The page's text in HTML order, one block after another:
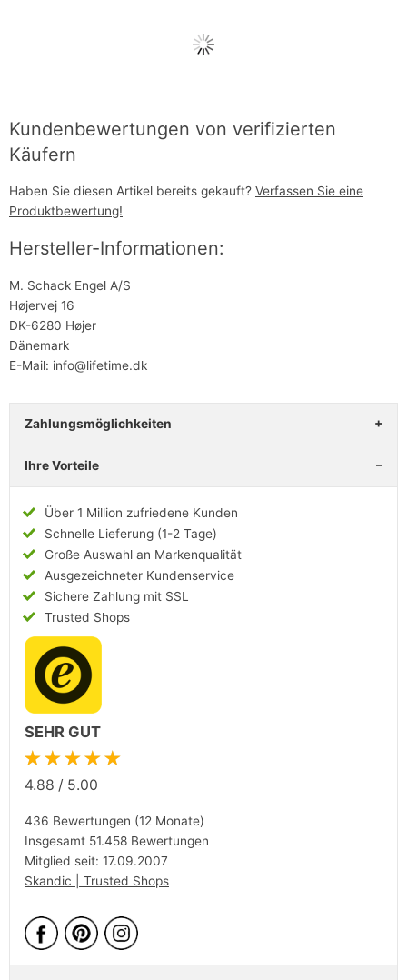
Kundenbewertungen von verifizierten
Käufern
Haben Sie diesen Artikel bereits gekauft? Verfassen Sie eine
Produktbewertung!
Hersteller-Informationen:
M. Schack Engel A/S
Højervej 16
DK-6280 Højer
Dänemark
E-Mail: info@lifetime.dk
Zahlungsmöglichkeiten
Ihre Vorteile
Über 1 Million zufriedene Kunden
Schnelle Lieferung (1-2 Tage)
Große Auswahl an Markenqualität
Ausgezeichneter Kundenservice
Sichere Zahlung mit SSL
Trusted Shops
SEHR GUT
★★★★★
4.88 / 5.00
436 Bewertungen (12 Monate)
Insgesamt 51.458 Bewertungen
Mitglied seit: 17.09.2007
Skandic | Trusted Shops